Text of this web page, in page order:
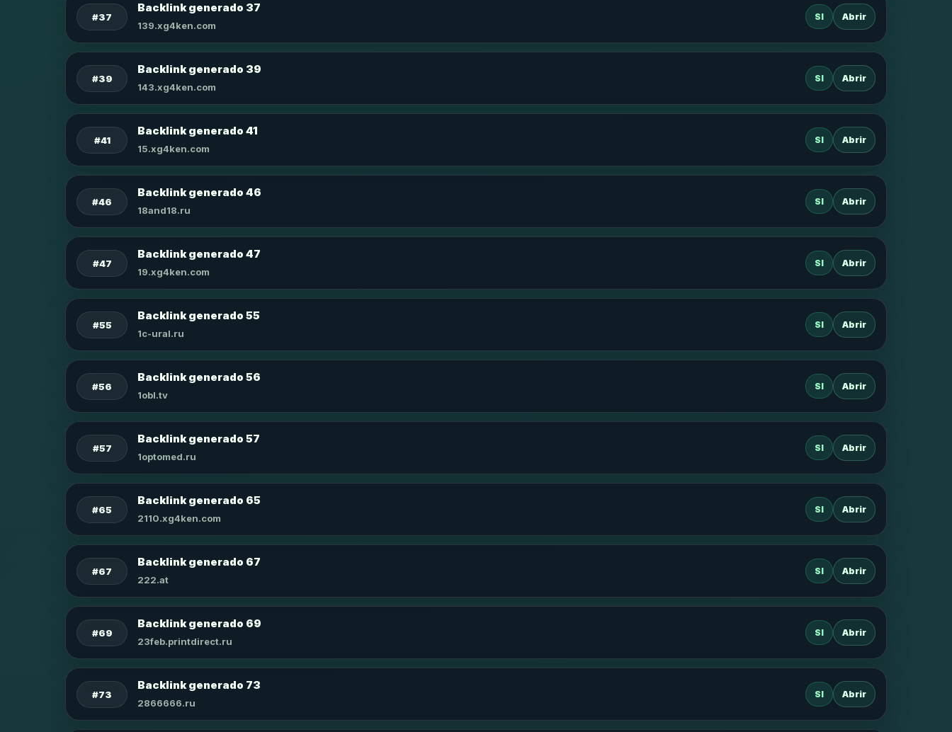
#37
Backlink generado 37
139.xg4ken.com
SI Abrir
#39
Backlink generado 39
143.xg4ken.com
SI Abrir
#41
Backlink generado 41
15.xg4ken.com
SI Abrir
#46
Backlink generado 46
18and18.ru
SI Abrir
#47
Backlink generado 47
19.xg4ken.com
SI Abrir
#55
Backlink generado 55
1c-ural.ru
SI Abrir
#56
Backlink generado 56
1obl.tv
SI Abrir
#57
Backlink generado 57
1optomed.ru
SI Abrir
#65
Backlink generado 65
2110.xg4ken.com
SI Abrir
#67
Backlink generado 67
222.at
SI Abrir
#69
Backlink generado 69
23feb.printdirect.ru
SI Abrir
#73
Backlink generado 73
2866666.ru
SI Abrir